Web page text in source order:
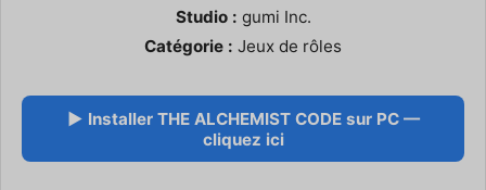
Studio : gumi Inc.
Catégorie : Jeux de rôles
▶ Installer THE ALCHEMIST CODE sur PC —
cliquez ici